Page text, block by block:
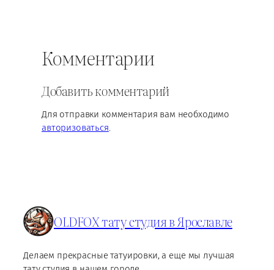
Комментарии
Добавить комментарий
Для отправки комментария вам необходимо
авторизоваться.
OLDFOX тату студия в Ярославле
Делаем прекрасные татуировки, а еще мы лучшая